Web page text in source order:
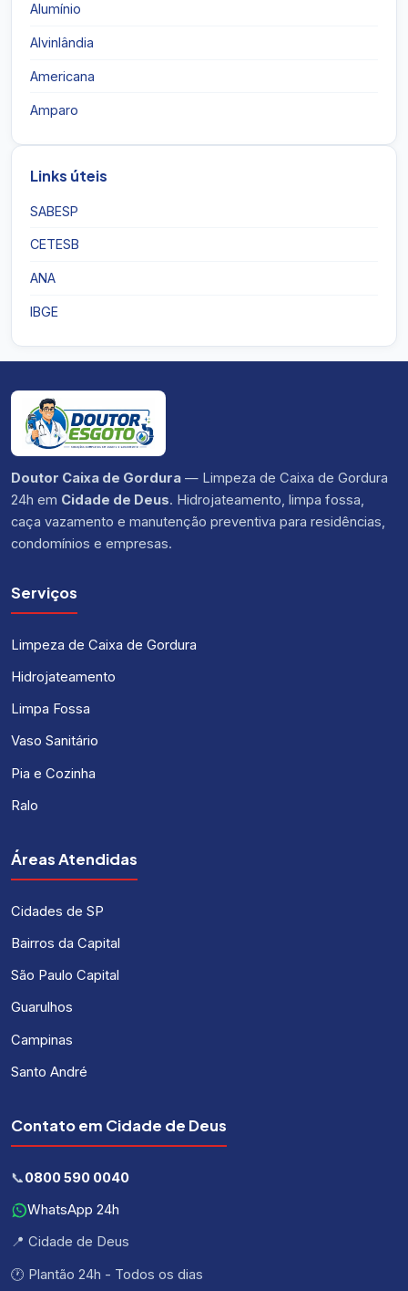
Alumínio
Alvinlândia
Americana
Amparo
Links úteis
SABESP
CETESB
ANA
IBGE
Doutor Caixa de Gordura — Limpeza de Caixa de Gordura
24h em Cidade de Deus. Hidrojateamento, limpa fossa,
caça vazamento e manutenção preventiva para residências,
condomínios e empresas.
Serviços
Limpeza de Caixa de Gordura
Hidrojateamento
Limpa Fossa
Vaso Sanitário
Pia e Cozinha
Ralo
Áreas Atendidas
Cidades de SP
Bairros da Capital
São Paulo Capital
Guarulhos
Campinas
Santo André
Contato em Cidade de Deus
📞0800 590 0040
WhatsApp 24h
📍 Cidade de Deus
🕐 Plantão 24h - Todos os dias